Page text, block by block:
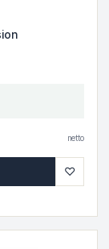
netto
♡